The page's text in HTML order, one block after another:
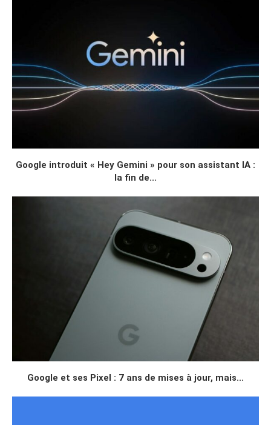
Google introduit « Hey Gemini » pour son assistant IA :
la fin de...
Google et ses Pixel : 7 ans de mises à jour, mais...